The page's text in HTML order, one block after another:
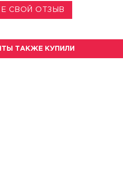
СВОЙ ОТЗЫВ
ТАКЖЕ КУПИЛИ